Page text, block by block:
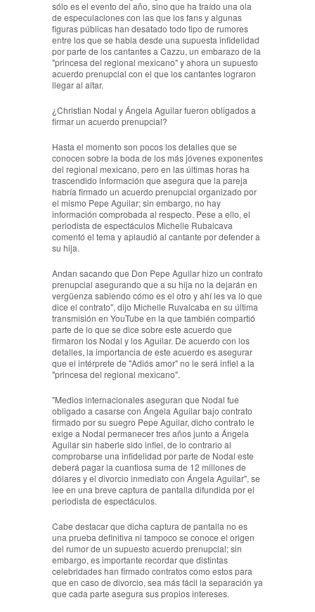
sólo es el evento del año, sino que ha traído una ola
de especulaciones con las que los fans y algunas
figuras públicas han desatado todo tipo de rumores
entre los que se habla desde una supuesta infidelidad
por parte de los cantantes a Cazzu, un embarazo de la
"princesa del regional mexicano" y ahora un supuesto
acuerdo prenupcial con el que los cantantes lograron
llegar al altar.
¿Christian Nodal y Ángela Aguilar fueron obligados a
firmar un acuerdo prenupcial?
Hasta el momento son pocos los detalles que se
conocen sobre la boda de los más jóvenes exponentes
del regional mexicano, pero en las últimas horas ha
trascendido información que asegura que la pareja
habría firmado un acuerdo prenupcial organizado por
el mismo Pepe Aguilar; sin embargo, no hay
información comprobada al respecto. Pese a ello, el
periodista de espectáculos Michelle Rubalcava
comentó el tema y aplaudió al cantante por defender a
su hija.
Andan sacando que Don Pepe Aguilar hizo un contrato
prenupcial asegurando que a su hija no la dejarán en
vergüenza sabiendo cómo es el otro y ahí les va lo que
dice el contrato", dijo Michelle Ruvalcaba en su última
transmisión en YouTube en la que también compartió
parte de lo que se dice sobre este acuerdo que
firmaron los Nodal y los Aguilar. De acuerdo con los
detalles, la importancia de este acuerdo es asegurar
que el intérprete de "Adiós amor" no le será infiel a la
"princesa del regional mexicano".
"Medios internacionales aseguran que Nodal fue
obligado a casarse con Ángela Aguilar bajo contrato
firmado por su suegro Pepe Aguilar, dicho contrato le
exige a Nodal permanecer tres años junto a Ángela
Aguilar sin haberle sido infiel, de lo contrario al
comprobarse una infidelidad por parte de Nodal este
deberá pagar la cuantiosa suma de 12 millones de
dólares y el divorcio inmediato con Ángela Aguilar", se
lee en una breve captura de pantalla difundida por el
periodista de espectáculos.
Cabe destacar que dicha captura de pantalla no es
una prueba definitiva ni tampoco se conoce el origen
del rumor de un supuesto acuerdo prenupcial; sin
embargo, es importante recordar que distintas
celebridades han firmado contratos como estos para
que en caso de divorcio, sea más fácil la separación ya
que cada parte asegura sus propios intereses.